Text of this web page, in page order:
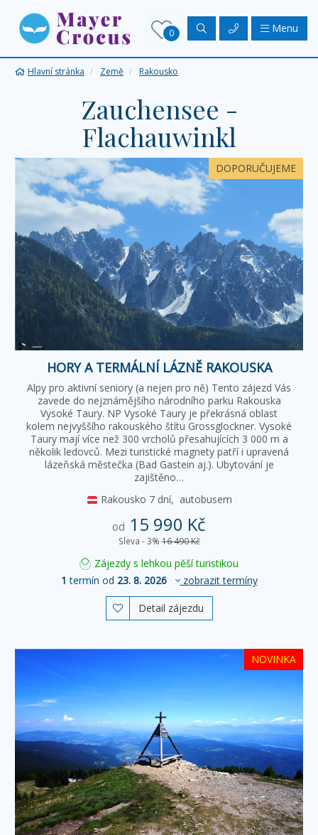
0 Menu
Hlavní stránka Země Rakousko
Zauchensee -
Flachauwinkl
DOPORUČUJEME
HORY A TERMÁLNÍ LÁZNĚ RAKOUSKA
Alpy pro aktivní seniory (a nejen pro ně) Tento zájezd Vás
zavede do nejznámějšího národního parku Rakouska
Vysoké Taury. NP Vysoké Taury je překrásná oblast
kolem nejvyššího rakouského štítu Grossglockner. Vysoké
Taury mají více než 300 vrcholů přesahujících 3 000 m a
několik ledovců. Mezi turistické magnety patří i upravená
lázeňská městečka (Bad Gastein aj.). Ubytování je
zajištěno…
Rakousko 7 dní, autobusem
od 15 990 Kč
Sleva - 3% 16 490 Kč
Zájezdy s lehkou pěší turistikou
1 termín od 23. 8. 2026 zobrazit termíny
 Detail zájezdu
NOVINKA